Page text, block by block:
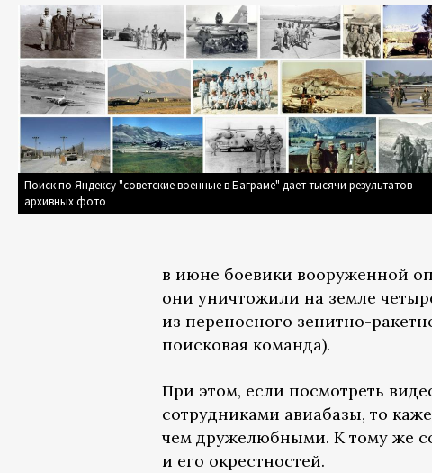
Поиск по Яндексу "советские военные в Баграме" дает тысячи результатов -
архивных фото
в июне боевики вооруженной
они уничтожили на земле
из переносного зенитно-
поисковая команда).
При этом, если посмотреть
сотрудниками авиабазы, то
чем дружелюбными. К тому же
и его окрестностей.